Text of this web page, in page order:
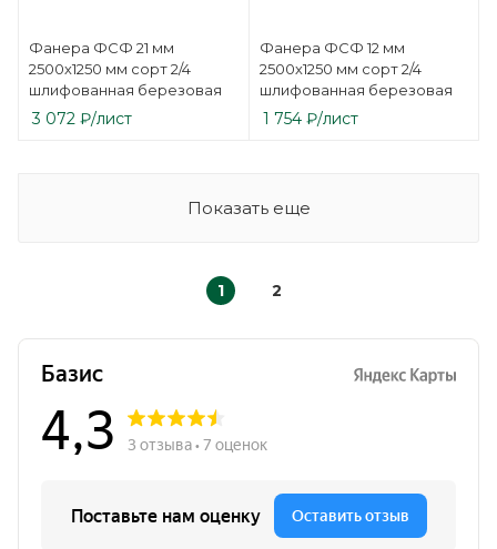
Фанера ФСФ 21 мм
2500х1250 мм сорт 2/4
шлифованная березовая
3 072 ₽/лист
Фанера ФСФ 12 мм
2500х1250 мм сорт 2/4
шлифованная березовая
1 754₽/лист
Показать еще
1 2